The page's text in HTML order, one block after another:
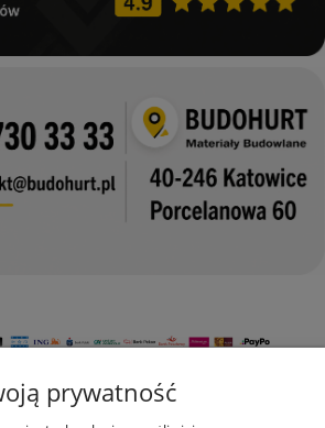
prywatność